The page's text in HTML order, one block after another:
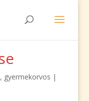
, gyermekorvos |